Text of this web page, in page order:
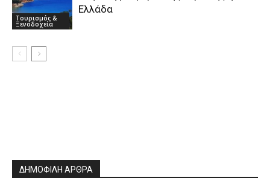
Τουρισμός &
Ξενοδοχεία
Ελλάδα
ΔΗΜΟΦΙΛΗ ΑΡΘΡΑ